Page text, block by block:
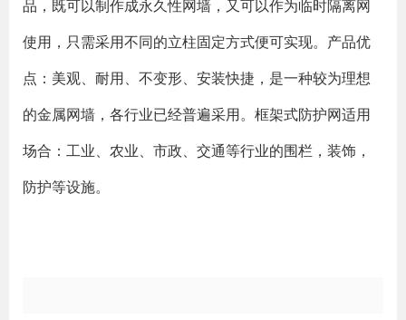
品，既可以制作成永久性网墙，又可以作为临时隔离网
使用，只需采用不同的立柱固定方式便可实现。产品优
点：美观、耐用、不变形、安装快捷，是一种较为理想
的金属网墙，各行业已经普遍采用。框架式防护网适用
场合：工业、农业、市政、交通等行业的围栏，装饰，
防护等设施。